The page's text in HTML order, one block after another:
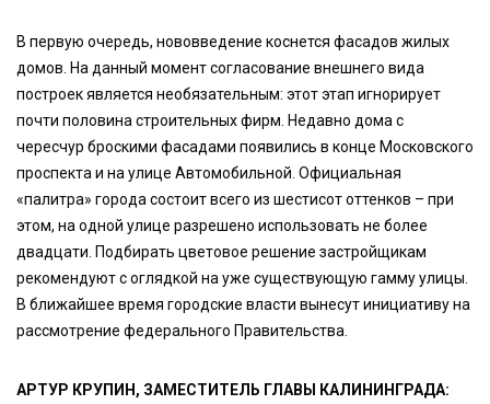
В первую очередь, нововведение коснется фасадов жилых
домов. На данный момент согласование внешнего вида
построек является необязательным: этот этап игнорирует
почти половина строительных фирм. Недавно дома с
чересчур броскими фасадами появились в конце Московского
проспекта и на улице Автомобильной. Официальная
«палитра» города состоит всего из шестисот оттенков – при
этом, на одной улице разрешено использовать не более
двадцати. Подбирать цветовое решение застройщикам
рекомендуют с оглядкой на уже существующую гамму улицы.
В ближайшее время городские власти вынесут инициативу на
рассмотрение федерального Правительства.
АРТУР КРУПИН, ЗАМЕСТИТЕЛЬ ГЛАВЫ КАЛИНИНГРАДА: